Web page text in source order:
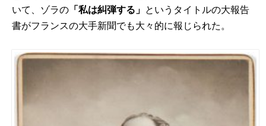
いて、ゾラの 「私は糾弾する」 というタイトルの大報告
書がフランスの大手新聞でも大々的に報じられた。